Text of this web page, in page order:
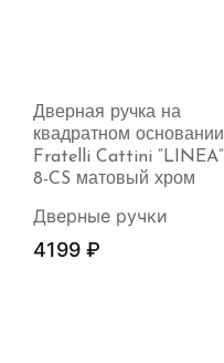
Дверная ручка на
квадратном основании
Fratelli Cattini “LINEA”
8-CS матовый хром
Дверные ручки
4199 ₽